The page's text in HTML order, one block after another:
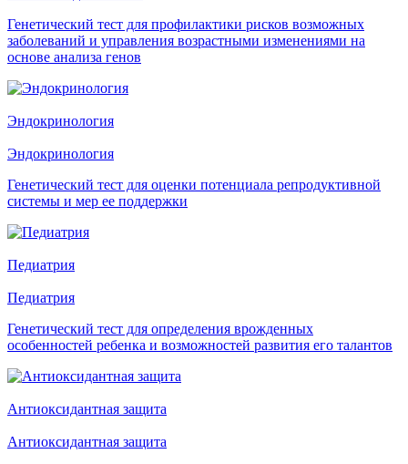
Генетический тест для профилактики рисков возможных
заболеваний и управления возрастными изменениями на
основе анализа генов
Эндокринология
Эндокринология
Генетический тест для оценки потенциала репродуктивной
системы и мер ее поддержки
Педиатрия
Педиатрия
Генетический тест для определения врожденных
особенностей ребенка и возможностей развития его талантов
Антиоксидантная защита
Антиоксидантная защита